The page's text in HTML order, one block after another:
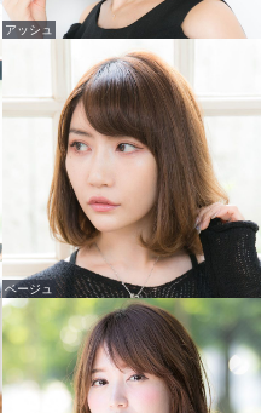
アッシュ
ベージュ